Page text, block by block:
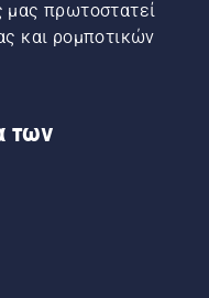
μας πρωτοστατεί
και ρομποτικών
των